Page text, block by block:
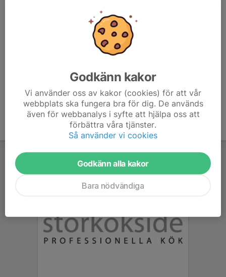
planera passet, gruppindelning kan komma att ske
beroende på antal och nivå på deltagare.
Medlemmar från andra klubbar är välkomna, kom helst i
Godkänn kakor
Vi använder oss av kakor (cookies) för att vår
webbplats ska fungera bra för dig. De används
även för webbanalys i syfte att hjälpa oss att
förbättra våra tjänster.
Så använder vi cookies
Godkänn alla kakor
Bara nödvändiga